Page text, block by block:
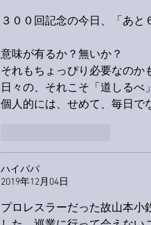
３００回記念の今日、「あ
意味が有るか？無いか？
それもちょっぴり必要なのか
日々の、それこそ「道しるべ
個人的には、せめて、毎日
ハイパパ
2019年12月04日
プロレスラーだった故山本小